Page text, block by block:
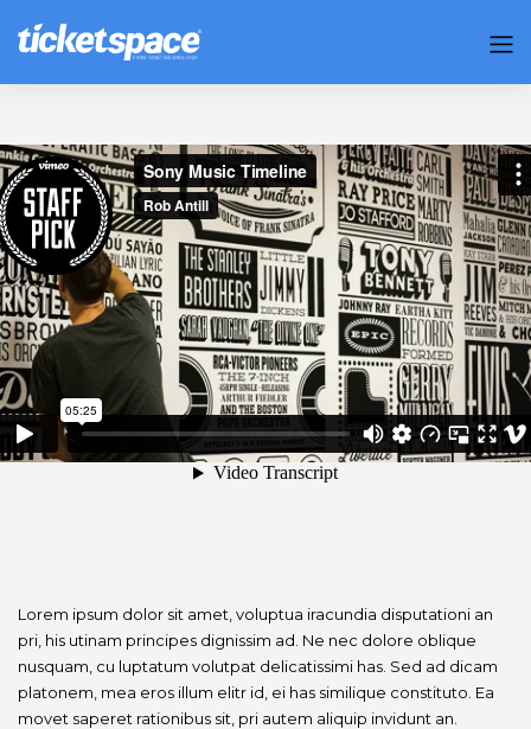
Lorem ipsum dolor sit amet, voluptua iracundia disputationi an
pri, his utinam principes dignissim ad. Ne nec dolore oblique
nusquam, cu luptatum volutpat delicatissimi has. Sed ad dicam
platonem, mea eros illum elitr id, ei has similique constituto. Ea
movet saperet rationibus sit, pri autem aliquip invidunt an.